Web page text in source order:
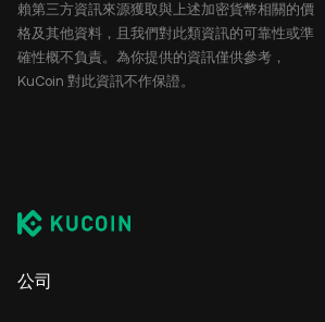
賴第三方資訊來源獲取與上述加密貨幣相關的價
格及其他資料，且我們對此類資訊的可靠性或準
確性概不負責。為你提供的資訊僅供參考，
KuCoin 對此資訊不作保證。
公司